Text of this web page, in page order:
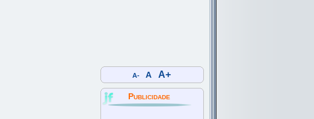
A- A A+
Publicidade